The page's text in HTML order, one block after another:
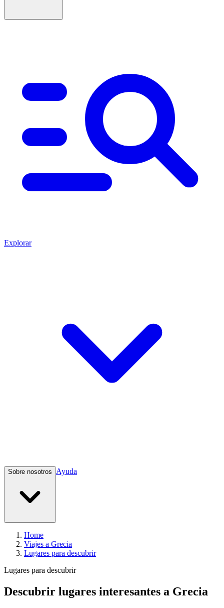
Explorar
Sobre nosotros Ayuda
Home
Viajes a Grecia
Lugares para descubrir
Lugares para descubrir
Descubrir lugares interesantes a Grecia